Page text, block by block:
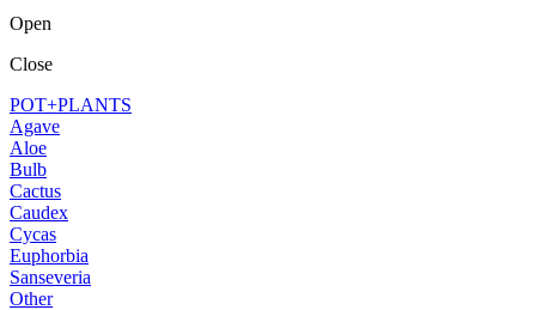
Open
Close
POT+PLANTS
Agave
Aloe
Bulb
Cactus
Caudex
Cycas
Euphorbia
Sanseveria
Other